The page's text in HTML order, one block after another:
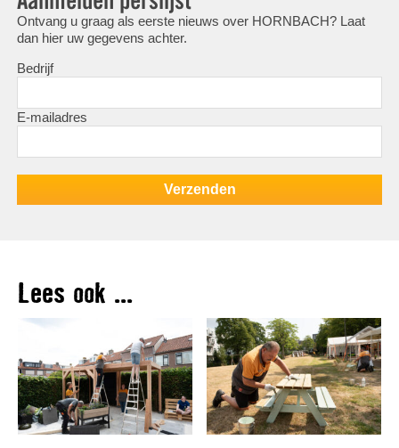
Ontvang u graag als eerste nieuws over HORNBACH? Laat
dan hier uw gegevens achter.
Bedrijf
E-mailadres
Lees ook ...